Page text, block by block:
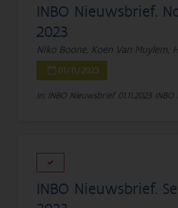
INBO Nieuwsbrief.
2023
Niko Boone, Koen Van Muylem,
01/11/2023
In: INBO Nieuwsbrief 01.11.2023 INBO
INBO Nieuwsbrief.